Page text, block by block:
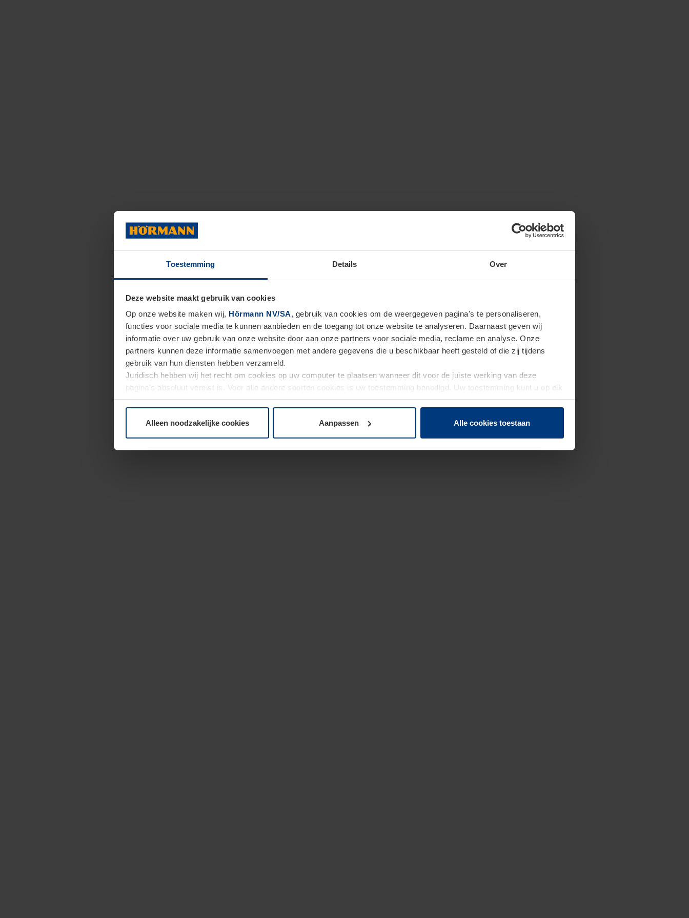
Toestemming Details Over
Deze website maakt gebruik van cookies
Op onze website maken wij, Hörmann NV/SA, gebruik van cookies om de weergegeven pagina's te personaliseren,
functies voor sociale media te kunnen aanbieden en de toegang tot onze website te analyseren. Daarnaast geven wij
informatie over uw gebruik van onze website door aan onze partners voor sociale media, reclame en analyse. Onze
partners kunnen deze informatie samenvoegen met andere gegevens die u beschikbaar heeft gesteld of die zij tijdens
gebruik van hun diensten hebben verzameld.
Juridisch hebben wij het recht om cookies op uw computer te plaatsen wanneer dit voor de juiste werking van deze
pagina's absoluut vereist is. Voor alle andere soorten cookies is uw toestemming benodigd. Uw toestemming kunt u op elk
moment bij de uitleg van de cookies op paginaPrivacyverklaringop onze website wijzigen of herroepen.
Alleen noodzakelijke cookies Aanpassen Alle cookies toestaan